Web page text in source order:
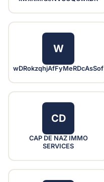
W
wDRokzqhjAfFyMeRDcAsSof
CD
CAP DE NAZ IMMO
SERVICES